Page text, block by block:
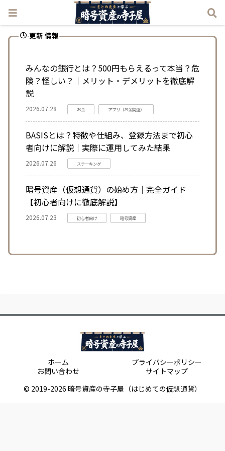
更新 情報
みんなの銀行とは？500円もらえるって本当？危
険？怪しい？｜メリット・デメリットを徹底解
説
2026.07.28 お金 アプリ（お金関連）
BASISとは？特徴や仕組み、登録方法まで初心
者向けに解説｜実際に運用してみた結果
2026.07.26 ステーキング
暗号資産（仮想通貨）の始め方｜完全ガイド
【初心者向けに徹底解説】
2026.07.23 初心者向け 暗号資産
ホーム
プライバシーポリシー
お問い合わせ
サイトマップ
© 2019-2026 暗号資産の寺子屋（はじめての仮想通貨）